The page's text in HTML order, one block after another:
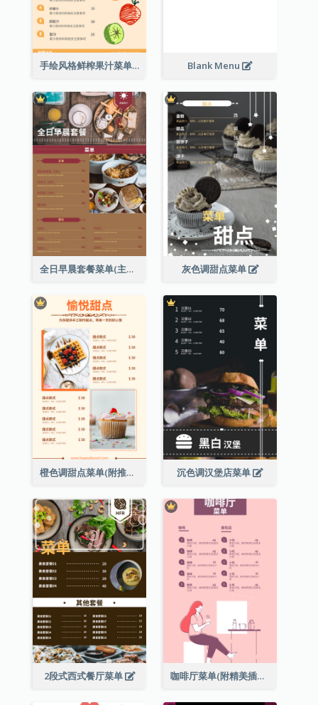
手绘风格鲜榨果汁菜单 Blank Menu
全日早晨套餐菜单(主食及餐饮) 灰色调甜点菜单
橙色调甜点菜单(附推荐款式图片) 沉色调汉堡店菜单
2段式西式餐厅菜单 咖啡厅菜单(附精美插图)